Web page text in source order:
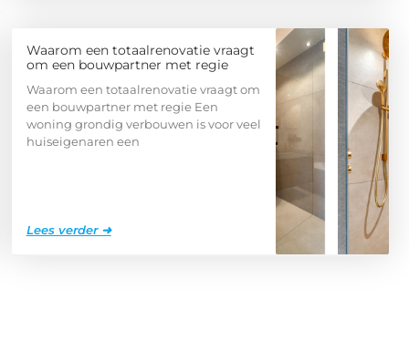
Waarom een totaalrenovatie vraagt
om een bouwpartner met regie
Waarom een totaalrenovatie vraagt om
een bouwpartner met regie Een
woning grondig verbouwen is voor veel
huiseigenaren een
Lees verder ➜